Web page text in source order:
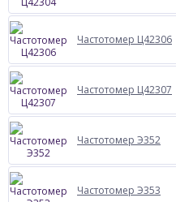
Частотомер Ц42306
Частотомер Ц42307
Частотомер Э352
Частотомер Э353